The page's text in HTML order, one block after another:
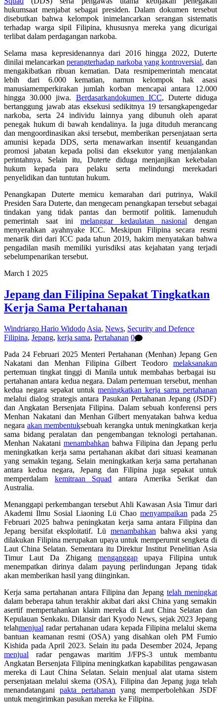
hukumsaat menjabat sebagai presiden. Dalam dokumen tersebut
disebutkan bahwa kelompok inimelancarkan serangan sistematis
terhadap warga sipil Filipina, khususnya mereka yang dicurigai
terlibat dalam perdagangan narkoba.
Selama masa kepresidenannya dari 2016 hingga 2022, Duterte
dinilai melancarkanperangterhadap narkoba yang kontroversial, dan
mengakibatkan ribuan kematian. Data resmipemerintah mencatat
lebih dari 6.000 kematian, namun kelompok hak asasi
manusiamemperkirakan jumlah korban mencapai antara 12.000
hingga 30.000 jiwa. Berdasarkandokumen ICC, Duterte diduga
bertanggung jawab atas eksekusi sedikitnya 19 tersangkapengedar
narkoba, serta 24 individu lainnya yang dibunuh oleh aparat
penegak hukum di bawah kendalinya. Ia juga dituduh merancang
dan mengoordinasikan aksi tersebut, memberikan persenjataan serta
amunisi kepada DDS, serta menawarkan insentif keuangandan
promosi jabatan kepada polisi dan eksekutor yang menjalankan
perintahnya. Selain itu, Duterte diduga menjanjikan kekebalan
hukum kepada para pelaku serta melindungi merekadari
penyelidikan dan tuntutan hukum.
Penangkapan Duterte memicu kemarahan dari putrinya, Wakil
Presiden Sara Duterte, dan mengecam penangkapan tersebut sebagai
tindakan yang tidak pantas dan bermotif politik. Iamenuduh
pemerintah saat ini melanggar kedaulatan nasional dengan
menyerahkan ayahnyake ICC. Meskipun Filipina secara resmi
menarik diri dari ICC pada tahun 2019, hakim menyatakan bahwa
pengadilan masih memiliki yurisdiksi atas kejahatan yang terjadi
sebelumpenarikan tersebut.
March 1 2025
Jepang dan Filipina Sepakat Tingkatkan
Kerja Sama Pertahanan
Windriargo Hario Widodo Asia, News, Security and Defence
Filipina, Jepang, kerja sama, Pertahanan 0
Pada 24 Februari 2025 Menteri Pertahanan (Menhan) Jepang Gen
Nakatani dan Menhan Filipina Gilbert Teodoro melaksanakan
pertemuan tingkat tinggi di Manila untuk membahas berbagai isu
pertahanan antara kedua negara. Dalam pertemuan tersebut, menhan
kedua negara sepakat untukmeningkatkan kerja sama pertahanan
melalui dialog strategis antara Pasukan Pertahanan Jepang (JSDF)
dan Angkatan Bersenjata Filipina. Dalam sebuah konferensi pers
Menhan Nakatani dan Menhan Gilbert menyatakan bahwa kedua
negara akan membentuksebuah kerangka untuk meningkatkan kerja
sama bidang peralatan dan pengembangan teknologi pertahanan.
Menhan Nakatani menambahkan bahwa Filipina dan Jepang perlu
meningkatkan kerja sama pertahanan akibat dari situasi keamanan
yang semakin tegang. Selain meningkatkan kerja sama pertahanan
antara kedua negara, Jepang dan Filipina juga sepakat untuk
memperdalam kemitraan Squad antara Amerika Serikat dan
Australia.
Menanggapi perkembangan tersebut Ahli Kawasan Asia Timur dari
Akademi Ilmu Sosial Liaoning Lü Chao menyampaikan pada 25
Februari 2025 bahwa peningkatan kerja sama antara Filipina dan
Jepang bersifat eksploitatif. Lü menambahkanbahwa aksi yang
dilakukan Filipina merupakan upaya untuk memperumit sengketa di
Laut China Selatan. Sementara itu Direktur Institut Penelitian Asia
Timur Laut Da Zhigangmenganggap upaya Filipina untuk
menempatkan dirinya dalam payung perlindungan Jepang tidak
akan memberikan hasil yang diinginkan.
Kerja sama pertahanan antara Filipina dan Jepangtelah meningkat
dalam beberapa tahun terakhir akibat dari aksi China yang semakin
asertif mempertahankan klaim mereka di Laut China Selatan dan
Kepulauan Senkaku. Dilansir dari Kyodo News, sejak 2023 Jepang
telahmenjual radar pertahananudara kepada Filipina melalui skema
bantuan keamanan resmi (OSA) yang disahkan oleh PM Fumio
Kishidapada April 2023. Selain itu pada Desember 2024, Jepang
menjual radar pengawas maritim J/FPS-3 untuk membantu
Angkatan Bersenjata Filipina meningkatkan kapabilitas pengawasan
mereka di Laut China Selatan. Selain menjual alat utama sistem
persenjataan melalui skema (OSA), Filipina dan Jepang juga telah
menandatangani pakta pertahanan yang memperbolehkan JSDF
untuk mengirimkan pasukan mereka ke Filipina.